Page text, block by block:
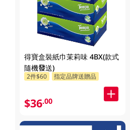
得寶盒裝紙巾茉莉味 4BX(款式
隨機發送)
2件$60 指定品牌送贈品
$36.00